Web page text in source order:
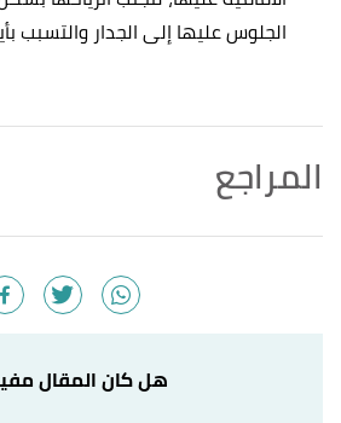
الجلوس عليها إلى الجدار والتسبب
المراجع
,mollymaid , Retrieved 26/8/2021.
Leverette (18/1/2021),
هل كان المقال